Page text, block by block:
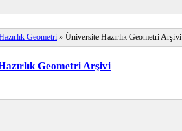
Geometri » Üniversite Hazırlık Geometri Arşivi
Geometri Arşivi